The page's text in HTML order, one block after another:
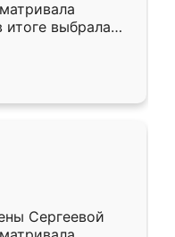
итоге выбрала
потом
объяснил
в срок, с
осталась
как и ожидала.
Сергеевой